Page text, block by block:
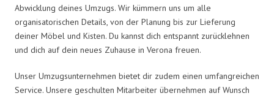
Abwicklung deines Umzugs. Wir kümmern uns um alle
organisatorischen Details, von der Planung bis zur Lieferung
deiner Möbel und Kisten. Du kannst dich entspannt zurücklehnen
und dich auf dein neues Zuhause in Verona freuen.
Unser Umzugsunternehmen bietet dir zudem einen umfangreichen
Service. Unsere geschulten Mitarbeiter übernehmen auf Wunsch